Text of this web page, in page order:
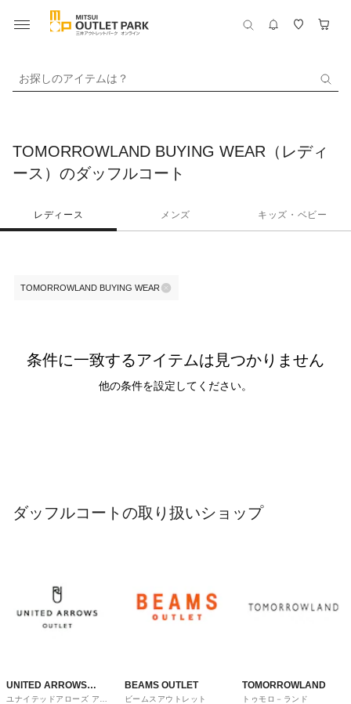
お探しのアイテムは？
TOMORROWLAND BUYING WEAR（レディ
ース）のダッフルコート
レディース メンズ キッズ・ベビー
TOMORROWLAND BUYING WEAR
条件に一致するアイテムは見つかりません
他の条件を設定してください。
ダッフルコートの取り扱いショップ
UNITED ARROWS
OUTLET
ユナイテッドアローズ アウ
BEAMS OUTLET
ビームスアウトレット
TOMORROWLAND
トゥモロ－ランド